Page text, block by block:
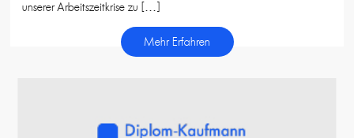
unserer Arbeitszeitkrise zu […]
Mehr Erfahren